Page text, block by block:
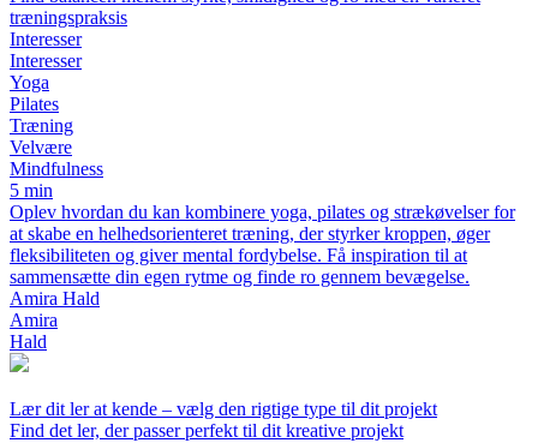
træningspraksis
Interesser
Interesser
Yoga
Pilates
Træning
Velvære
Mindfulness
5 min
Oplev hvordan du kan kombinere yoga, pilates og strækøvelser for
at skabe en helhedsorienteret træning, der styrker kroppen, øger
fleksibiliteten og giver mental fordybelse. Få inspiration til at
sammensætte din egen rytme og finde ro gennem bevægelse.
Amira Hald
Amira
Hald
Lær dit ler at kende – vælg den rigtige type til dit projekt
Find det ler, der passer perfekt til dit kreative projekt